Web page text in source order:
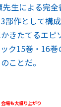
生による完全
作として構成
きたてるエピ
ク15巻・16巻
ことだ。
場も大盛り上がり